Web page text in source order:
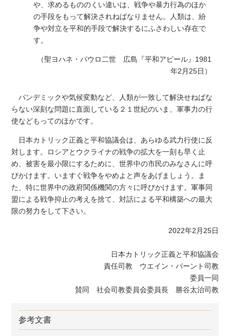
や、求めるもののくい違いは、戦争や暴力行為のほか
の手段をもって解決されねばなりません。人類は、紛
争や対立を平和的手段で解決するにふさわしい存在で
す。
（聖ヨハネ・パウロ二世 広島『平和アピール』1981
年2月25日）
パンデミックや気候変動など、人類が一致して解決せねばな
らない深刻な問題に直面している２１世紀のいま、軍事力の行
使などもってのほかです。
日本カトリック正義と平和協議会は、あらゆる武力行使に反
対します。ロシアとウクライナの戦争の拡大を一刻も早く止
め、被害を最小限にするために、世界中の市民のみなさんに呼
びかけます。いますぐ戦争をやめよと声をあげましょう。ま
た、特に世界中の政府関係機関の方々に呼びかけます。軍事同
盟による戦争抑止の考えを捨て、対話による平和構築への最大
限の努力をして下さい。
2022年2月25日
日本カトリック正義と平和協議会
責任司教 ウエイン・バーント司教
委員一同
賛同 社会司教委員会委員長 勝谷太治司教
参考文書